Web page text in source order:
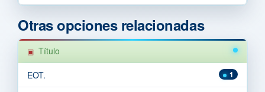
Otras opciones relacionadas
Título
1
EOT.